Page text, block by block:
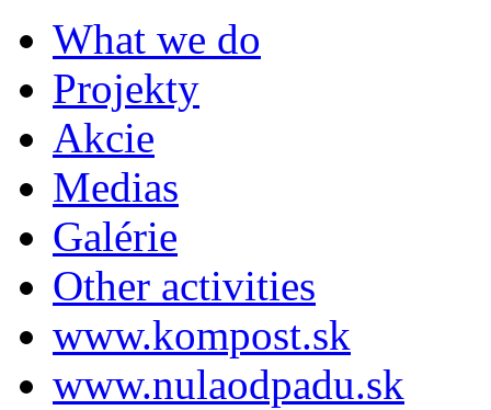
What we do
Projekty
Akcie
Medias
Galérie
Other activities
www.kompost.sk
www.nulaodpadu.sk